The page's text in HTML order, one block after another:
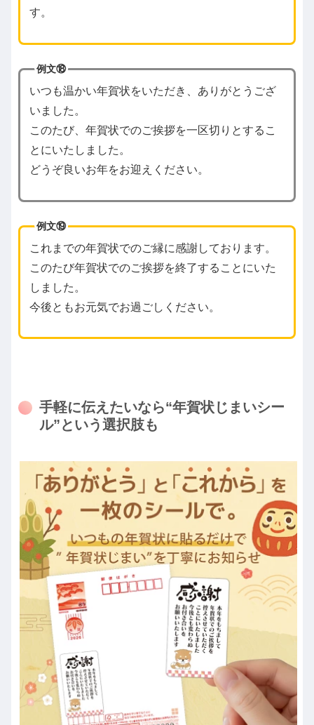
す。
例文⑱
いつも温かい年賀状をいただき、ありがとうござ
いました。
このたび、年賀状でのご挨拶を一区切りとするこ
とにいたしました。
どうぞ良いお年をお迎えください。
例文⑲
これまでの年賀状でのご縁に感謝しております。
このたび年賀状でのご挨拶を終了することにいた
しました。
今後ともお元気でお過ごしください。
手軽に伝えたいなら“年賀状じまいシー
ル”という選択肢も